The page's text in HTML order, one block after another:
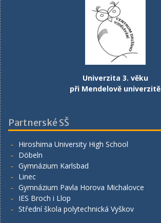
Univerzita 3. věku
při Mendelově univerzitě
Partnerské SŠ
Hiroshima University High School
Döbeln
Gymnázium Karlsbad
Linec
Gymnázium Pavla Horova Michalovce
IES Broch i Llop
Střední škola polytechnická Vyškov